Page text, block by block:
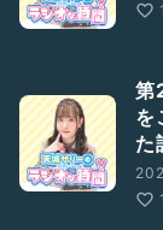
第
を
た